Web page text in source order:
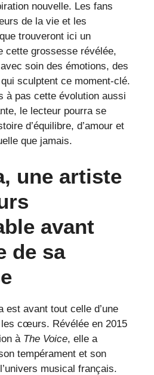
nouvelle. Les fans
de la vie et les
trouveront ici un
cette grossesse révélée,
soin des émotions, des
sculptent ce moment-clé.
à pas cette évolution aussi
le lecteur pourra se
d’équilibre, d’amour et
que jamais.
une artiste
avant
de sa
est avant tout celle d’une
cœurs. Révélée en 2015
à The Voice, elle a
tempérament et son
musical français.